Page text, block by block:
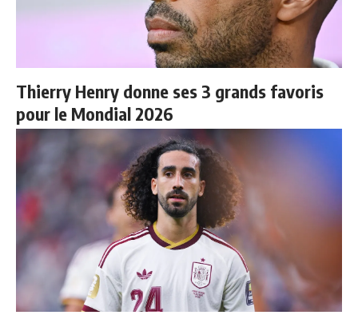
Thierry Henry donne ses 3 grands favoris
pour le Mondial 2026